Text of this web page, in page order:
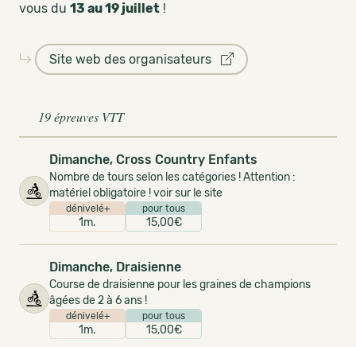
vous du 13 au 19 juillet !
Site web des organisateurs
19 épreuves VTT
Dimanche, Cross Country Enfants
Nombre de tours selon les catégories ! Attention :
matériel obligatoire ! voir sur le site
dénivelé+
1m.
pour tous
15,00€
Dimanche, Draisienne
Course de draisienne pour les graines de champions
âgées de 2 à 6 ans !
dénivelé+
1m.
pour tous
15,00€